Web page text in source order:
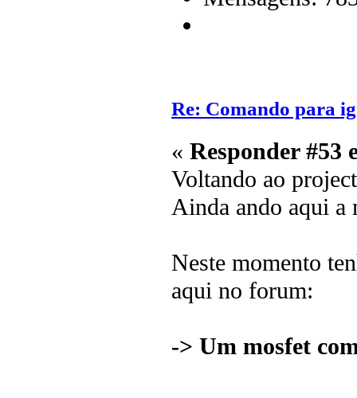
Re: Comando para
« Responder #53
Voltando ao
Ainda ando aqui a
Neste momento
aqui no forum:
-> Um mosfet